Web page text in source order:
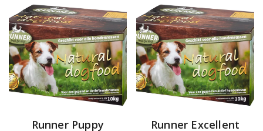
Runner Puppy
Runner Excellent